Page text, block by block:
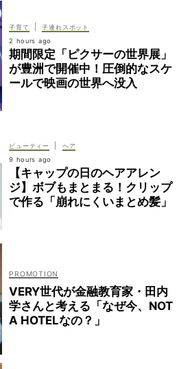
子育て
子連れスポット
2 hours ago
期間限定「ピクサーの世界展」
が豊洲で開催中！圧倒的なスケ
ールで映画の世界へ没入
ビューティー
ヘア
9 hours ago
【キャップの日のヘアアレン
ジ】ボブもまとまる！クリップ
で作る「崩れにくいまとめ髪」
VERY世代が金融教育家・田内
学さんと考える「なぜ今、NOT
A HOTELなの？」